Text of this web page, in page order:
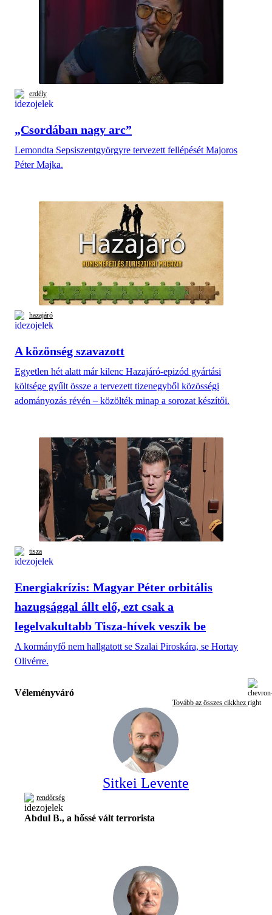
erdély
„Csordában nagy arc”
Lemondta Sepsiszentgyörgyre tervezett fellépését Majoros
Péter Majka.
hazajáró
A közönség szavazott
Egyetlen hét alatt már kilenc Hazajáró-epizód gyártási
költsége gyűlt össze a tervezett tizenegyből közösségi
adományozás révén – közölték minap a sorozat készítői.
tisza
Energiakrízis: Magyar Péter orbitális
hazugsággal állt elő, ezt csak a
legelvakultabb Tisza-hívek veszik be
A kormányfő nem hallgatott se Szalai Piroskára, se Hortay
Olivérre.
Véleményváró
Tovább az összes cikkhez
Sitkei Levente
rendőrség
Abdul B., a hőssé vált terrorista